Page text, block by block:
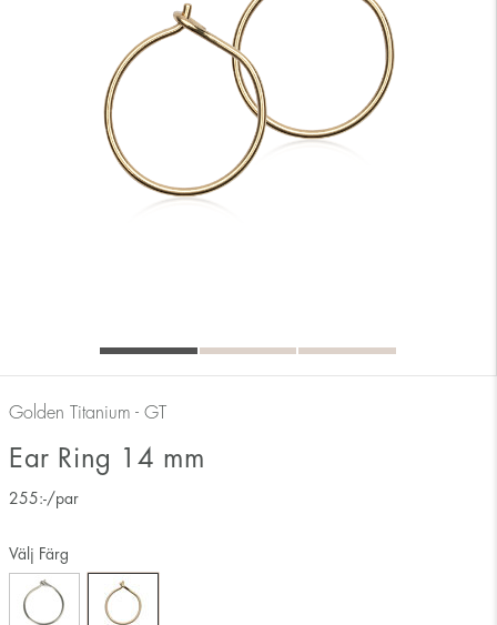
Golden Titanium - GT
Ear Ring 14 mm
255:-/par
Välj Färg